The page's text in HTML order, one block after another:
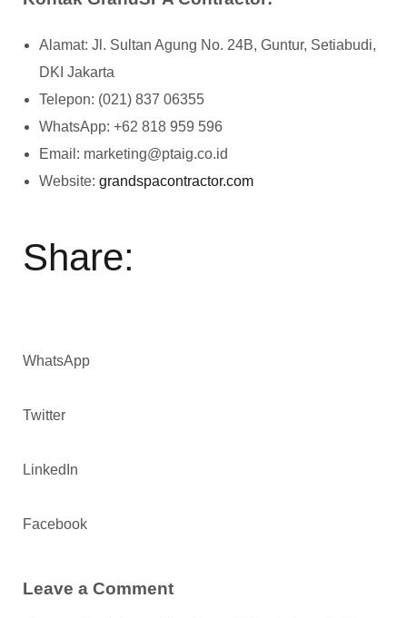
Alamat: Jl. Sultan Agung No. 24B, Guntur, Setiabudi,
DKI Jakarta
Telepon: (021) 837 06355
WhatsApp: +62 818 959 596
Email: marketing@ptaig.co.id
Website: grandspacontractor.com
Share:
WhatsApp
Twitter
LinkedIn
Facebook
Leave a Comment